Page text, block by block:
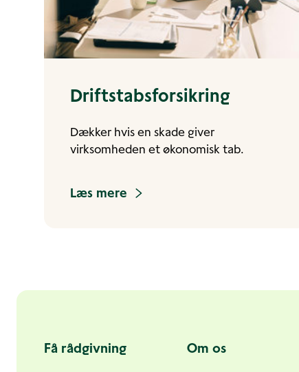
Driftstabsforsikring
Dækker hvis en skade giver
virksomheden et økonomisk tab.
Læs mere
Få rådgivning Om os